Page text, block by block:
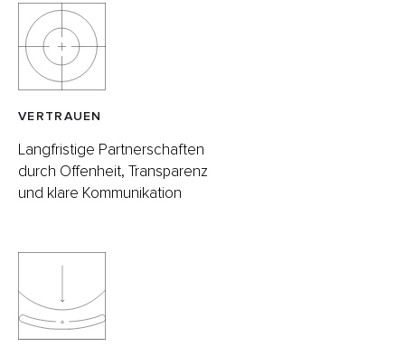
VERTRAUEN
Langfristige Partnerschaften
durch Offenheit, Transparenz
und klare Kommunikation